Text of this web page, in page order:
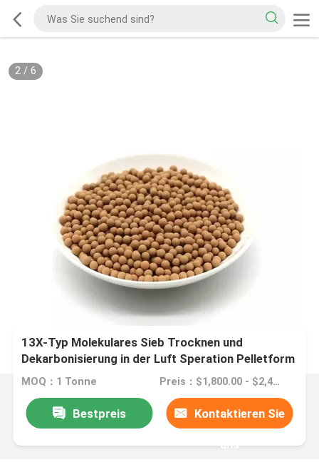
2/ 6
13X-Typ Molekulares Sieb Trocknen und
Dekarbonisierung in der Luft Speration Pelletform
von 1,6-3,2 mm
MOQ：1 Tonne Preis：$1,800.00 - $2,400.00/ ton
Bestpreis Kontaktieren Sie
uns